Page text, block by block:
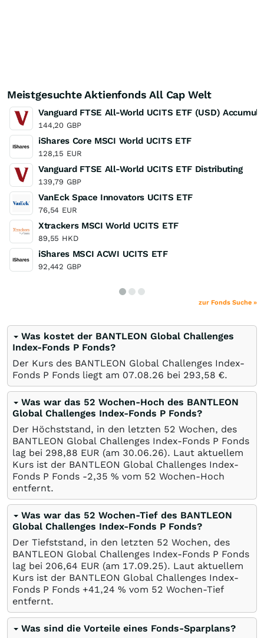
Meistgesuchte Aktienfonds All Cap Welt
Vanguard FTSE All-World UCITS ETF (USD)
144,20 GBP
iShares Core MSCI World UCITS ETF
128,15 EUR
Vanguard FTSE All-World UCITS ETF Distributing
139,79 GBP
VanEck Space Innovators UCITS ETF
76,54 EUR
Xtrackers MSCI World UCITS ETF
89,55 HKD
iShares MSCI ACWI UCITS ETF
92,442 GBP
zur Fonds Suche »
Was kostet der BANTLEON Global Challenges
Index-Fonds P Fonds?
Der Kurs des BANTLEON Global Challenges Index-
Fonds P Fonds liegt am 07.08.26 bei 293,58 €.
Was war das 52 Wochen-Hoch des BANTLEON
Global Challenges Index-Fonds P Fonds?
Der Höchststand, in den letzten 52 Wochen, des
BANTLEON Global Challenges Index-Fonds P Fonds
lag bei 298,88 EUR (am 30.06.26). Laut aktuellem
Kurs ist der BANTLEON Global Challenges Index-
Fonds P Fonds -2,35 % vom 52 Wochen-Hoch
entfernt.
Was war das 52 Wochen-Tief des BANTLEON
Global Challenges Index-Fonds P Fonds?
Der Tiefststand, in den letzten 52 Wochen, des
BANTLEON Global Challenges Index-Fonds P Fonds
lag bei 206,64 EUR (am 17.09.25). Laut aktuellem
Kurs ist der BANTLEON Global Challenges Index-
Fonds P Fonds +41,24 % vom 52 Wochen-Tief
entfernt.
Was sind die Vorteile eines Fonds-Sparplans?